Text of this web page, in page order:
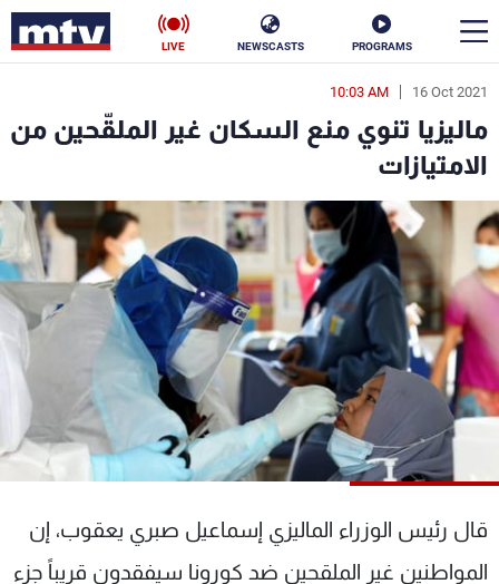
PROGRAMS
NEWSCASTS
LIVE
16 Oct 2021
10:03 AM
ماليزيا تنوي منع السكان غير الملقّحين من
الامتيازات
قال رئيس الوزراء الماليزي إسماعيل صبري يعقوب، إن
المواطنين غير الملقحين ضد كورونا سيفقدون قريباً جزء
en
الأخبار
سياسة ناس
إقتصاد فن
منوعات رياضة
كأس العالم
البرامج
شاهد البرامج